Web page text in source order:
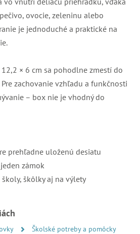
ovocie, zeleninu alebo
je jednoduché a praktické na
× 6 cm sa pohodlne zmestí do
zachovanie vzhľadu a funkčnosti
– box nie je vhodný do
prehľadne uloženú desiatu
zámok
škôlky aj na výlety
Školské potreby a pomôcky